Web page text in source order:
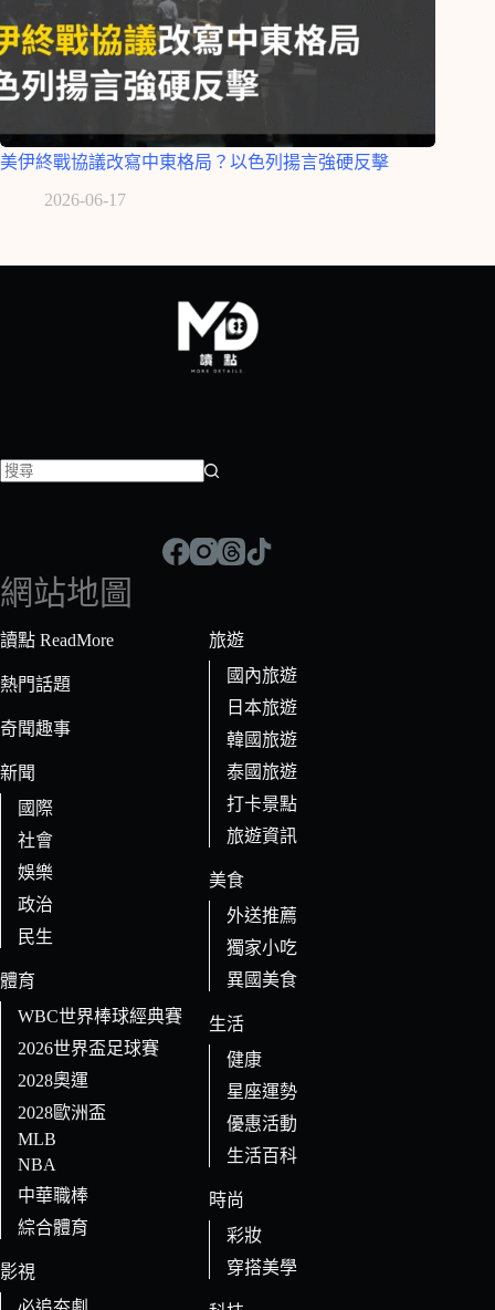
美伊終戰協議改寫中東格局？以色列揚言強硬反擊
2026-06-17
符
合
條
的
果
網站地圖
讀點 ReadMore
熱門話題
奇聞趣事
新聞
國際
社會
娛樂
政治
民生
體育
WBC世界棒球經典賽
2026世界盃足球賽
2028奧運
2028歐洲盃
MLB
NBA
中華職棒
綜合體育
影視
旅遊
國內旅遊
日本旅遊
韓國旅遊
泰國旅遊
打卡景點
旅遊資訊
美食
外送推薦
獨家小吃
異國美食
生活
健康
星座運勢
優惠活動
生活百科
時尚
彩妝
穿搭美學